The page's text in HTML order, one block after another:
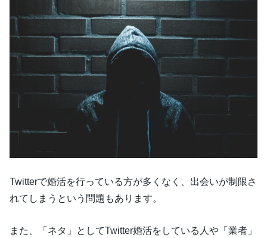
Twitterで婚活を行っている方が多くなく、出会いが制限さ
れてしまうという問題もあります。
また、「ネタ」としてTwitter婚活をしている人や「業者」